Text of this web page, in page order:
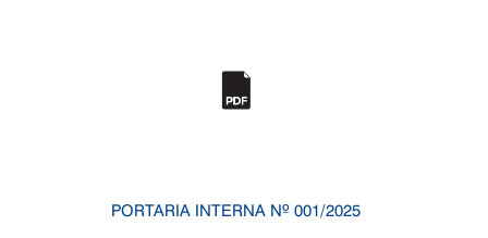
PORTARIA INTERNA Nº 001/2025